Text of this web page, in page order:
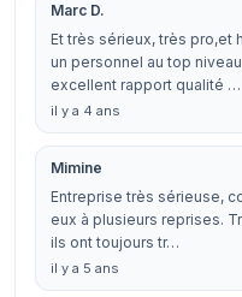
Marc D.
Et très sérieux, très pro,et
un personnel au top
excellent rapport qualité …
il y a 4 ans
Mimine
Entreprise très sérieuse,
eux à plusieurs reprises.
ils ont toujours tr…
il y a 5 ans